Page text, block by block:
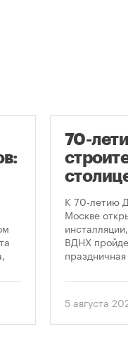
С
70-
К 70-летию
Москве
ВДНХ
5 августа